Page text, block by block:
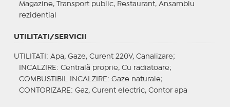
Magazine, Transport public, Restaurant, Ansamblu
rezidential
UTILITATI/SERVICII
UTILITATI : Apa, Gaze, Curent 220V, Canalizare;
INCALZIRE : Centrală proprie, Cu radiatoare;
COMBUSTIBIL INCALZIRE : Gaze naturale;
CONTORIZARE : Gaz, Curent electric, Contor apa